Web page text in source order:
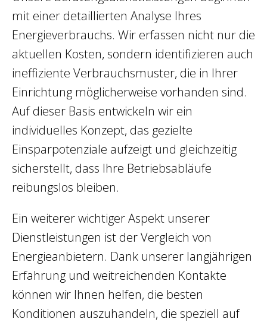
mit einer detaillierten Analyse Ihres
Energieverbrauchs. Wir erfassen nicht nur die
aktuellen Kosten, sondern identifizieren auch
ineffiziente Verbrauchsmuster, die in Ihrer
Einrichtung möglicherweise vorhanden sind.
Auf dieser Basis entwickeln wir ein
individuelles Konzept, das gezielte
Einsparpotenziale aufzeigt und gleichzeitig
sicherstellt, dass Ihre Betriebsabläufe
reibungslos bleiben.
Ein weiterer wichtiger Aspekt unserer
Dienstleistungen ist der Vergleich von
Energieanbietern. Dank unserer langjährigen
Erfahrung und weitreichenden Kontakte
können wir Ihnen helfen, die besten
Konditionen auszuhandeln, die speziell auf